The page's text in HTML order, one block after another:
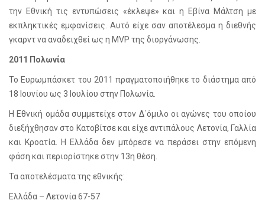
την Εθνική τις εντυπώσεις «έκλεψε» και η Εβίνα Μάλτση με
εκπληκτικές εμφανίσεις. Αυτό είχε σαν αποτέλεσμα η διεθνής
γκαρντ να αναδειχθεί ως η MVP της διοργάνωσης.
2011 Πολωνία
Το Ευρωμπάσκετ του 2011 πραγματοποιήθηκε το διάστημα από
18 Ιουνίου ως 3 Ιουλίου στην Πολωνία.
Η Εθνική ομάδα συμμετείχε στον Δ΄όμιλο οι αγώνες του οποίου
διεξήχθησαν στο Κατοβίτσε και είχε αντιπάλους Λετονία, Γαλλία
και Κροατία. Η Ελλάδα δεν μπόρεσε να περάσει στην επόμενη
φάση και περιορίστηκε στην 13η θέση.
Τα αποτελέσματα της εθνικής:
Ελλάδα – Λετονία 67-57